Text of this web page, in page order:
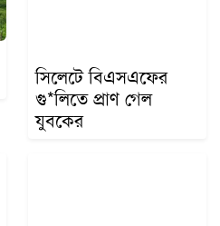
সিলেটে বিএসএফের
গু*লিতে প্রাণ গেল
যুবকের